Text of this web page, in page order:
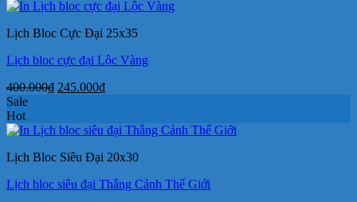
là:
tại
245.000₫.
Lịch Bloc Cực Đại 25x35
Lịch bloc cực đại Lộc Vàng
400.000₫ Giá
400.000₫.
245.000₫Giá
là:
Sale
Hot
Lịch Bloc Siêu Đại 20x30
Lịch bloc siêu đại Thắng Cảnh Thế Giới